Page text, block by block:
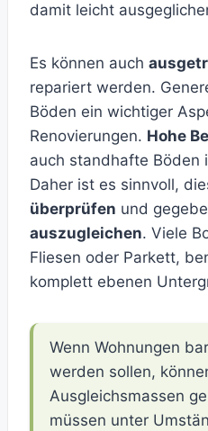
damit leicht
Es können auch
repariert werden.
Böden ein wichtiger
Renovierungen. Hohe
auch standhafte Böden
Daher ist es sinnvoll,
überprüfen und
auszugleichen. Viele
Fliesen oder Parkett,
komplett ebenen
Wenn Wohnungen
werden sollen,
Ausgleichsmassen
müssen unter